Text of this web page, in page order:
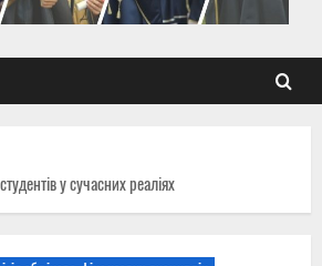
у сучасних реаліях